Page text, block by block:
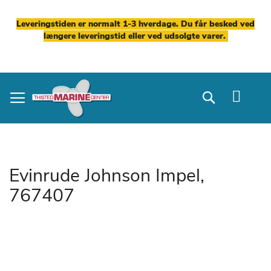
Leveringstiden er normalt 1-3 hverdage. Du får besked ved
længere leveringstid eller ved udsolgte varer.
to
Content
Search
Evinrude Johnson Impel,
767407